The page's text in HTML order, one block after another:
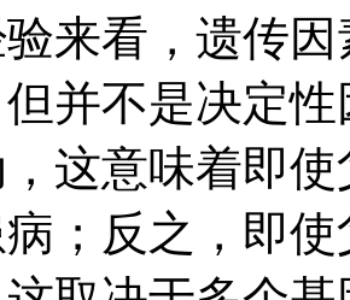
来看，遗传
并不是决定
这意味着即
；反之，即